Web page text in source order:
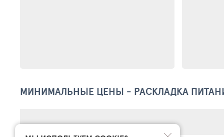
МИНИМАЛЬНЫЕ ЦЕНЫ - РАСКЛАДКА